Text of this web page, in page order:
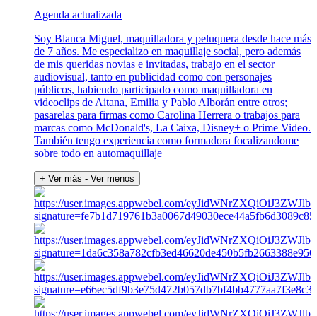
Agenda actualizada
Soy Blanca Miguel, maquilladora y peluquera desde hace más
de 7 años. Me especializo en maquillaje social, pero además
de mis queridas novias e invitadas, trabajo en el sector
audiovisual, tanto en publicidad como con personajes
públicos, habiendo participado como maquilladora en
videoclips de Aitana, Emilia y Pablo Alborán entre otros;
pasarelas para firmas como Carolina Herrera o trabajos para
marcas como McDonald's, La Caixa, Disney+ o Prime Video.
También tengo experiencia como formadora focalizandome
sobre todo en automaquillaje
+ Ver más - Ver menos